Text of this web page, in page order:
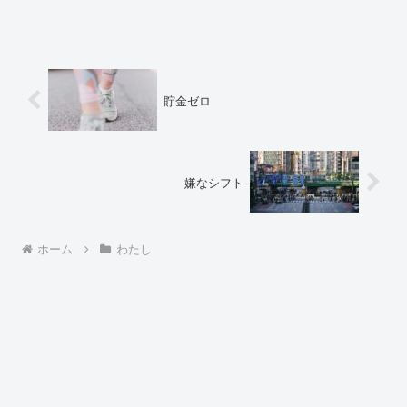
貯金ゼロ
嫌なシフト
ホーム わたし